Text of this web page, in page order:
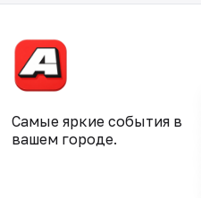
Самые яркие события в
вашем городе.